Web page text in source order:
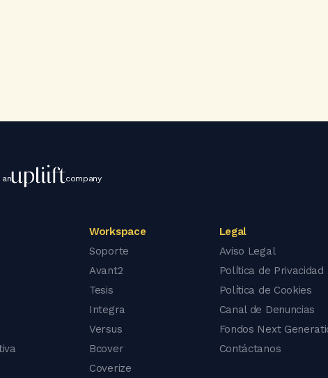
an company
Workspace
Soporte
Avant2
Tesis
Integra
Versus
Bcover
Coverize
Legal
Aviso Legal
Política de Privacidad
Política de Cookies
Canal de Denuncias
Fondos Next
Contáctanos